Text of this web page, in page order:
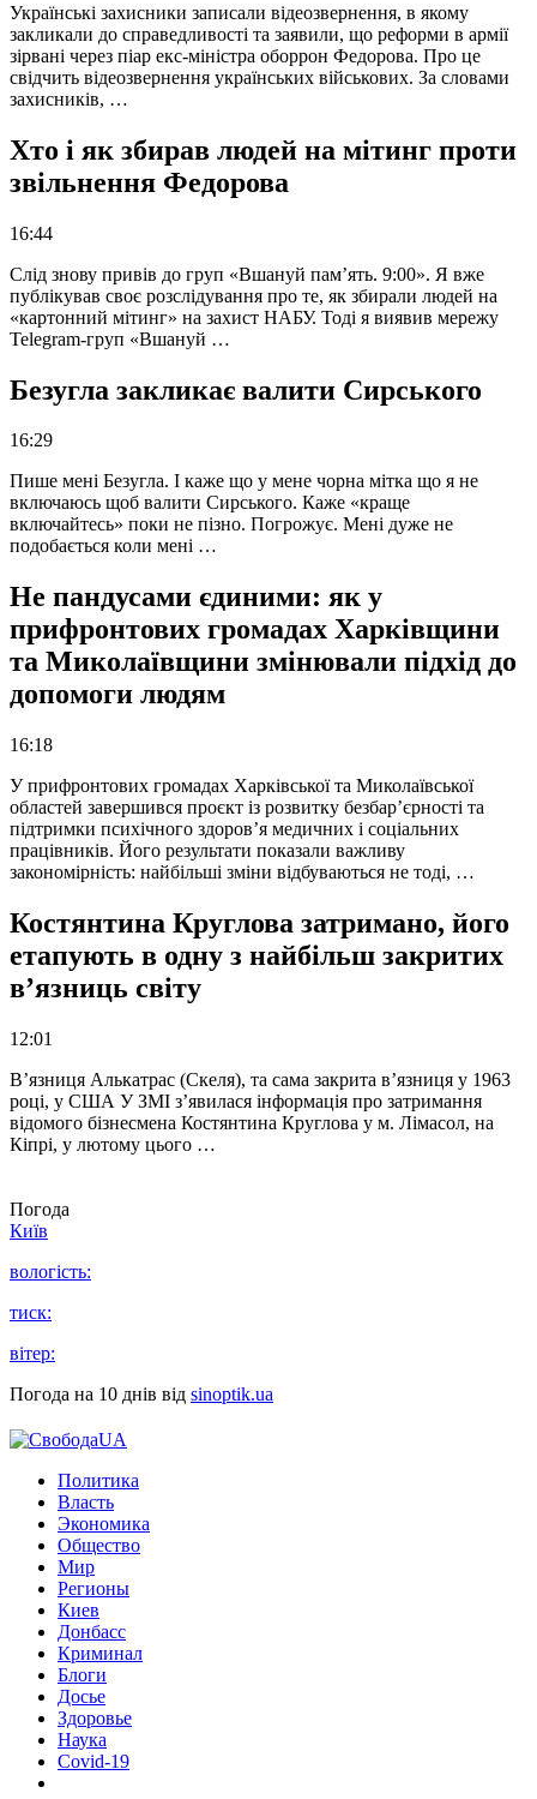
Українські захисники записали відеозвернення, в якому
закликали до справедливості та заявили, що реформи в армії
зірвані через піар екс-міністра оборрон Федорова. Про це
свідчить відеозвернення українських військових. За словами
захисників, …
Хто і як збирав людей на мітинг проти
звільнення Федорова
16:44
Слід знову привів до груп «Вшануй пам’ять. 9:00». Я вже
публікував своє розслідування про те, як збирали людей на
«картонний мітинг» на захист НАБУ. Тоді я виявив мережу
Telegram-груп «Вшануй …
Безугла закликає валити Сирського
16:29
Пише мені Безугла. І каже що у мене чорна мітка що я не
включаюсь щоб валити Сирського. Каже «краще
включайтесь» поки не пізно. Погрожує. Мені дуже не
подобається коли мені …
Не пандусами єдиними: як у
прифронтових громадах Харківщини
та Миколаївщини змінювали підхід до
допомоги людям
16:18
У прифронтових громадах Харківської та Миколаївської
областей завершився проєкт із розвитку безбар’єрності та
підтримки психічного здоров’я медичних і соціальних
працівників. Його результати показали важливу
закономірність: найбільші зміни відбуваються не тоді, …
Костянтина Круглова затримано, його
етапують в одну з найбільш закритих
в’язниць світу
12:01
В’язниця Алькатрас (Скеля), та сама закрита в’язниця у 1963
році, у США У ЗМІ з’явилася інформація про затримання
відомого бізнесмена Костянтина Круглова у м. Лімасол, на
Кіпрі, у лютому цього …
Погода
Київ
вологість:
тиск:
вітер:
Погода на 10 днів від sinoptik.ua
Политика
Власть
Экономика
Общество
Мир
Регионы
Киев
Донбасс
Криминал
Блоги
Досье
Здоровье
Наука
Covid-19